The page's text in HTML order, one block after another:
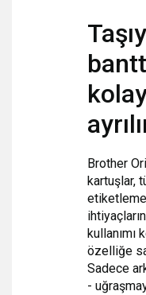
Brother
kartuşlar,
etiketleme
kullanımı
özelliğe
Sadece
-